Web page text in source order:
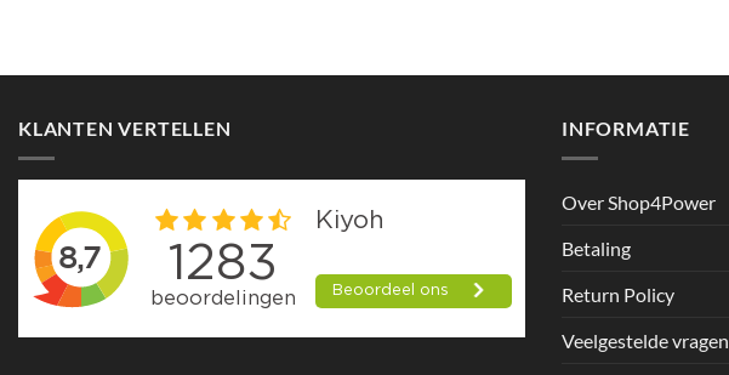
KLANTEN VERTELLEN INFORMATIE
Over Shop4Power
Betaling
Return Policy
Veelgestelde vragen